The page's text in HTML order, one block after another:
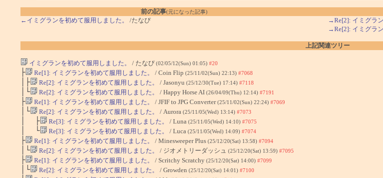
前の記事(元になった記事)
←イミグランを初めて服用しました。 /たなぴ →Re[2]: イミグラ
→Re[2]: イミグラ
上記関連ツリー
イミグランを初めて服用しました。 / たなぴ(02/05/12(Sun) 01:05) #20
├ Re[1]: イミグランを初めて服用しました。 / Coin Flip (25/11/02(Sun) 22:13) #7068
│├ Re[2]: イミグランを初めて服用しました。 / Jasonyu (25/12/30(Tue) 17:14) #7118
│└ Re[2]: イミグランを初めて服用しました。 / Happy Horse AI (26/04/09(Thu) 12:14) #7191
├ Re[1]: イミグランを初めて服用しました。 / JFIF to JPG Converter(25/11/02(Sun) 22:24) #7069
│└ Re[2]: イミグランを初めて服用しました。 / Aurora (25/11/05(Wed) 13:14) #7073
│ ├ Re[3]: イミグランを初めて服用しました。 / Luna (25/11/05(Wed) 14:10) #7075
│ └ Re[3]: イミグランを初めて服用しました。 / Luca (25/11/05(Wed) 14:09) #7074
├ Re[1]: イミグランを初めて服用しました。 / Minesweeper Plus (25/12/20(Sat) 13:58) #7094
│└ Re[2]: イミグランを初めて服用しました。 / ジオメトリーダッシュ (25/12/20(Sat) 13:59) #7095
├ Re[1]: イミグランを初めて服用しました。 / Scritchy Scratchy (25/12/20(Sat) 14:00) #7099
│└ Re[2]: イミグランを初めて服用しました。 / Growden (25/12/20(Sat) 14:01) #7100